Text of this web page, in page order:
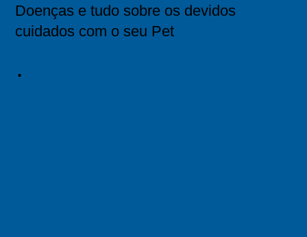
Doenças e tudo sobre os devidos
cuidados com o seu Pet
.